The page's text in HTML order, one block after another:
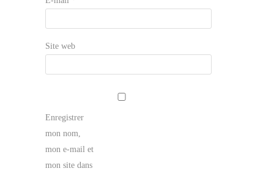
Site web
Enregistrer
mon nom,
mon e-mail et
mon site dans